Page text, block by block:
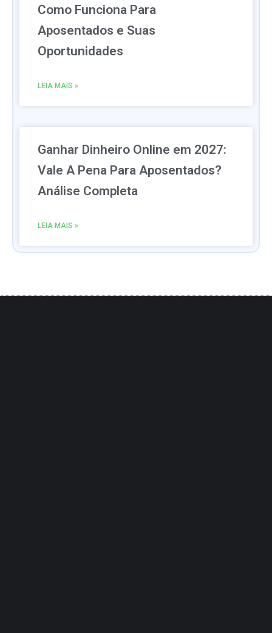
Como Funciona Para
Aposentados e Suas
Oportunidades
LEIA MAIS »
Ganhar Dinheiro Online em 2027:
Vale A Pena Para Aposentados?
Análise Completa
LEIA MAIS »